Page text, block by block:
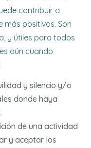
contribuir a
más positivos. Son
y útiles para todos
aún cuando
y silencio y/o
donde haya
de una actividad
y aceptar los